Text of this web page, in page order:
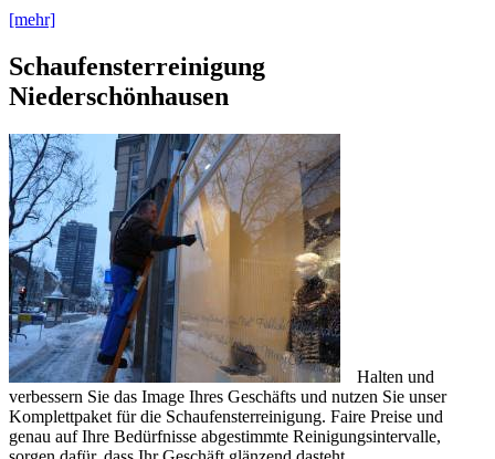
[mehr]
Schaufensterreinigung
Niederschönhausen
Halten und
verbessern Sie das Image Ihres Geschäfts und nutzen Sie unser
Komplettpaket für die Schaufensterreinigung. Faire Preise und
genau auf Ihre Bedürfnisse abgestimmte Reinigungsintervalle,